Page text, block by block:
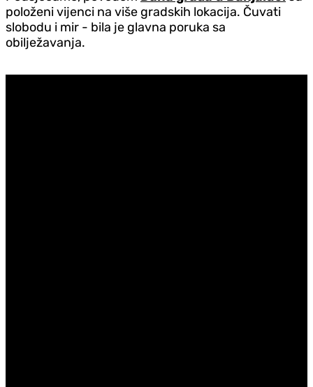
položeni vijenci na više gradskih lokacija. Čuvati
slobodu i mir - bila je glavna poruka sa
obilježavanja.